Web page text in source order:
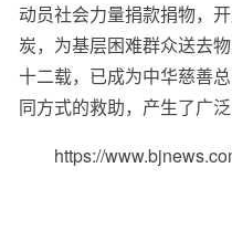
动员社会力量捐款捐物，
炭，为基层困难群众送去
十二载，已成为中华慈善
同方式的救助，产生了广
https://